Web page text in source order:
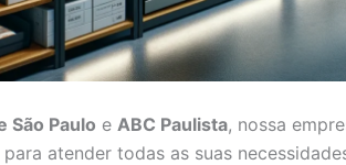
São Paulo e ABC Paulista, nossa
atender todas as suas